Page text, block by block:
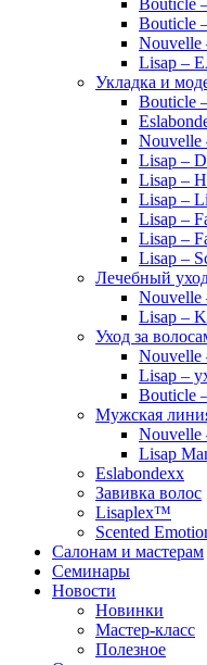
Bouticle
Bouticle
Nouvelle
Lisap –
Укладка и
Bouticle
Nouvelle
Lisap –
Lisap –
Lisap –
Lisap –
Lisap –
Lisap –
Лечебный
Nouvelle
Lisap –
Уход за
Nouvelle
Lisap –
Bouticle
Мужская
Nouvelle
Lisap
Eslabondexx
Завивка волос
Lisaplex™
Scented
Салонам и мастерам
Семинары
Новости
Новинки
Мастер-класс
Полезное